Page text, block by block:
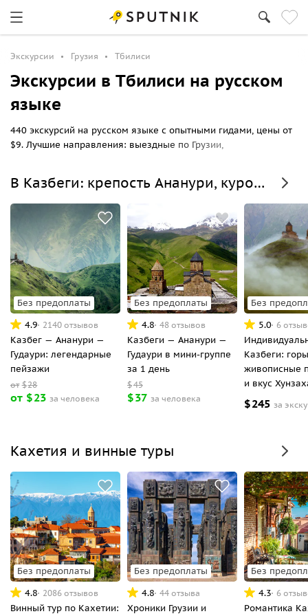
Экскурсии Грузия Тбилиси
Экскурсии в Тбилиси на русском
языке
440 экскурсий на русском языке с опытными гидами, цены от
$9. Лучшие направления: выездные по Грузии,
В Казбеги: крепость Ананури, курорт Гудаури
Без предоплаты
4.9 2140 отзывов
Казбег — Ананури —
Гудаури: легендарные
пейзажи
от $28
от $23 за человека
Без предоплаты
4.8 48 отзывов
Казбеги — Ананури —
Гудаури в мини-группе
за 1 день
$45
$37 за человека
Без
5.0 6
Казбеги:
живописные
и вкус
$245 за
Кахетия и винные туры
Без предоплаты
4.8 2086 отзывов
Винный тур по Кахетии:
Без предоплаты
4.8 44 отзыва
Хроники Грузии и
Без
4.3 6
Романтика